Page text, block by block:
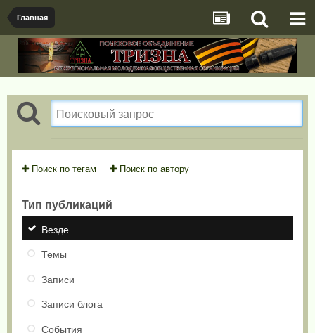
Главная
Поиск по тегам Поиск по автору
Тип публикаций
Везде
Темы
Записи
Записи блога
События